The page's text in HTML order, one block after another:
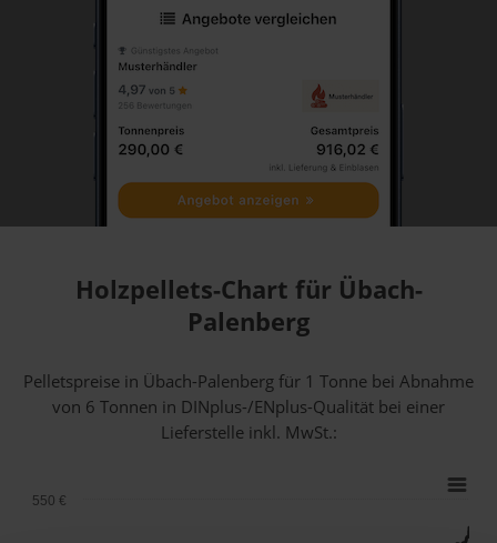
Holzpellets-Chart für Übach-
Palenberg
Pelletspreise in Übach-Palenberg für 1 Tonne bei Abnahme
von 6 Tonnen in DINplus-/ENplus-Qualität bei einer
Lieferstelle inkl. MwSt.:
550 €